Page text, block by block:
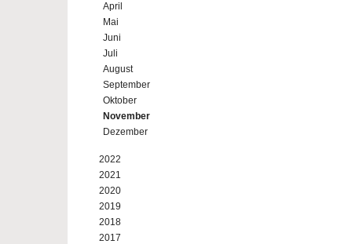
April
Mai
Juni
Juli
August
September
Oktober
November
Dezember
2022
2021
2020
2019
2018
2017